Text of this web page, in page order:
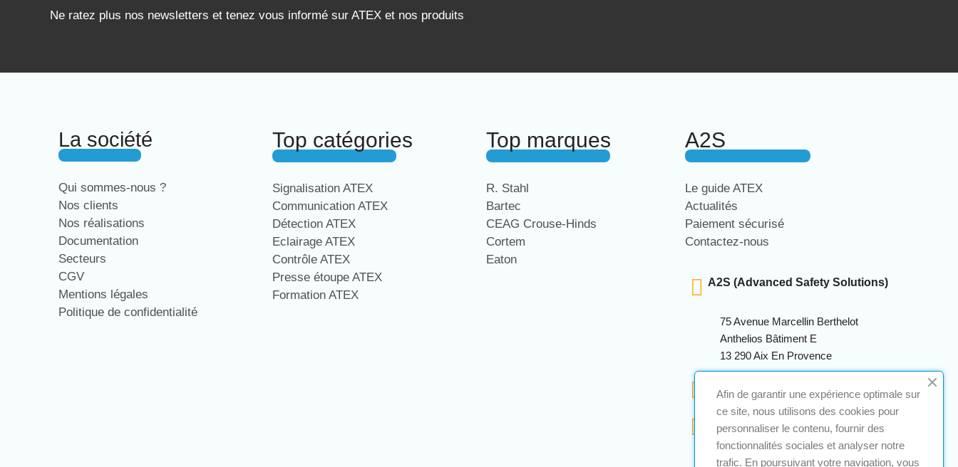
Ne ratez plus nos newsletters et tenez vous informé sur ATEX et nos produits
La société
Qui sommes-nous ?
Nos clients
Nos réalisations
Documentation
Secteurs
CGV
Mentions légales
Politique de confidentialité
Top catégories
Signalisation ATEX
Communication ATEX
Détection ATEX
Eclairage ATEX
Contrôle ATEX
Presse étoupe ATEX
Formation ATEX
Top marques
R. Stahl
Bartec
CEAG Crouse-Hinds
Cortem
Eaton
A2S
Le guide ATEX
Actualités
Paiement sécurisé
Contactez-nous
A2S (Advanced Safety Solutions)
75 Avenue Marcellin Berthelot
Anthelios Bâtiment E
13 290 Aix En Provence
Afin de garantir une expérience optimale sur
ce site, nous utilisons des cookies pour
personnaliser le contenu, fournir des
fonctionnalités sociales et analyser notre
trafic. En poursuivant votre navigation, vous